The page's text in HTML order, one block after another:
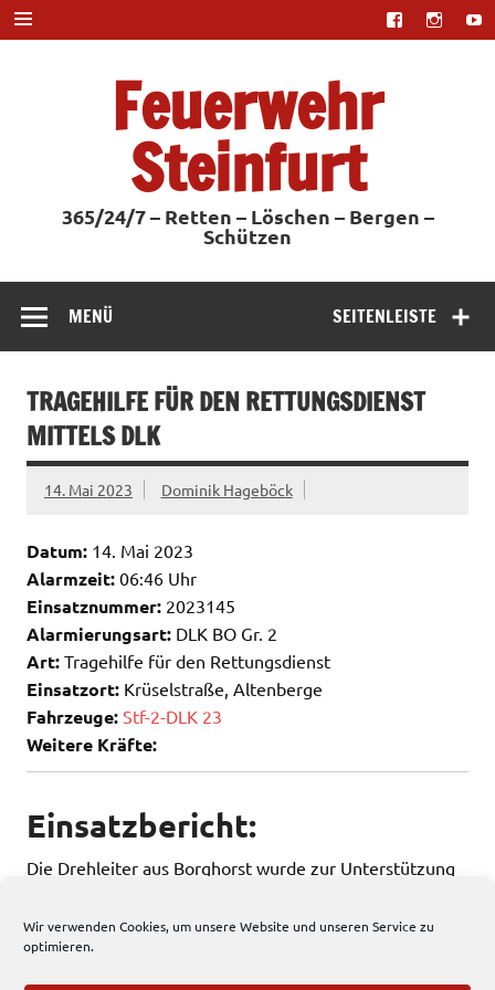
Wir verwenden Cookies, um unsere Website und unseren Service zu
optimieren.
Zum
Inhalt
springen
Feuerwehr
Steinfurt
365/24/7 – Retten – Löschen – Bergen –
Schützen
SEITENLEISTE
MENÜ
TRAGEHILFE FÜR DEN RETTUNGSDIENST
MITTELS DLK
14. Mai 2023 Dominik Hageböck
Datum: 14. Mai 2023
Alarmzeit: 06:46 Uhr
Einsatznummer: 2023145
Alarmierungsart: DLK BO Gr. 2
Art: Tragehilfe für den Rettungsdienst
Einsatzort: Krüselstraße, Altenberge
Fahrzeuge: Stf-2-DLK 23
Weitere Kräfte:
Einsatzbericht:
Die Drehleiter aus Borghorst wurde zur Unterstützung
271 total views